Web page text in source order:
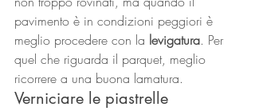
pavimento è in condizioni peggiori è
meglio procedere con la levigatura. Per
quel che riguarda il parquet, meglio
ricorrere a una buona lamatura.
Verniciare le piastrelle